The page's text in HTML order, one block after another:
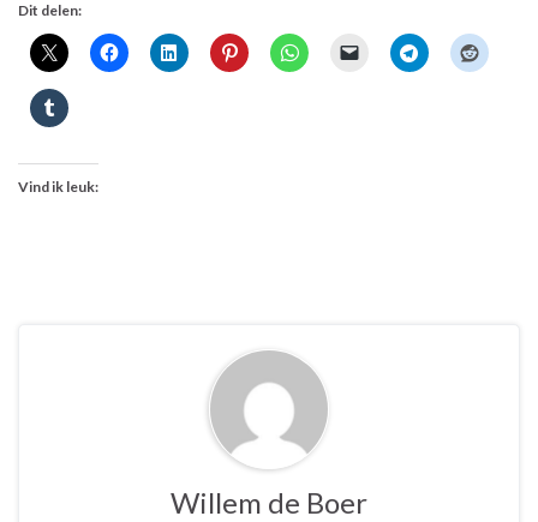
Dit delen:
Vind ik leuk:
Willem de Boer